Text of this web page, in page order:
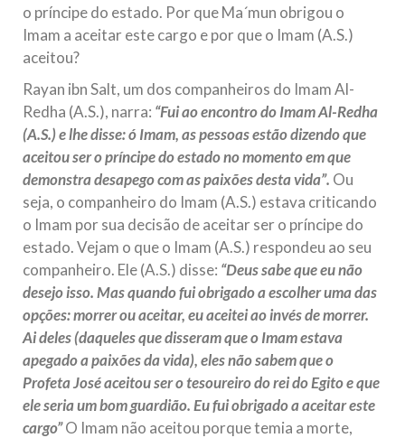
o príncipe do estado. Por que Ma´mun obrigou o
Imam a aceitar este cargo e por que o Imam (A.S.)
aceitou?
Rayan ibn Salt, um dos companheiros do Imam Al-
Redha (A.S.), narra: “Fui ao encontro do Imam Al-Redha
(A.S.) e lhe disse: ó Imam, as pessoas estão dizendo que
aceitou ser o príncipe do estado no momento em que
demonstra desapego com as paixões desta vida”. Ou
seja, o companheiro do Imam (A.S.) estava criticando
o Imam por sua decisão de aceitar ser o príncipe do
estado. Vejam o que o Imam (A.S.) respondeu ao seu
companheiro. Ele (A.S.) disse: “Deus sabe que eu não
desejo isso. Mas quando fui obrigado a escolher uma das
opções: morrer ou aceitar, eu aceitei ao invés de morrer.
Ai deles (daqueles que disseram que o Imam estava
apegado a paixões da vida), eles não sabem que o
Profeta José aceitou ser o tesoureiro do rei do Egito e que
ele seria um bom guardião. Eu fui obrigado a aceitar este
cargo”O Imam não aceitou porque temia a morte,